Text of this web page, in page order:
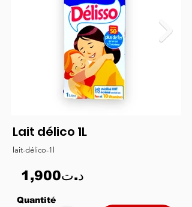
Lait délico 1L
lait-délico-1l
1,900د.ت
Quantité